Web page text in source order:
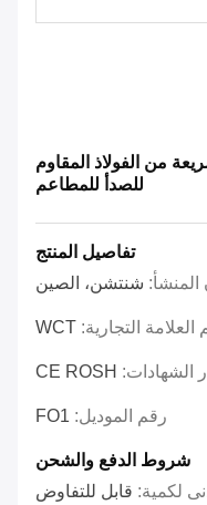
من الفولاذ المقاوم
للصدأ للمطاعم
تفاصيل المنتج
شنتشن، الصين
العلامة التجارية: WCT
الشهادات: CE ROSH
رقم الموديل: FO1
شروط الدفع والشحن
لكمية: قابل للتفاوض